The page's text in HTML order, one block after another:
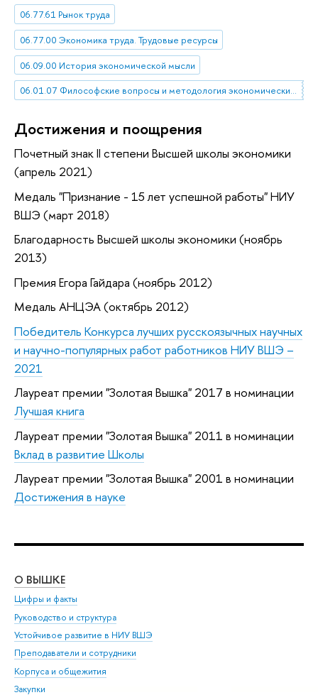
06.77.61 Рынок труда
06.77.00 Экономика труда. Трудовые ресурсы
06.09.00 История экономической мысли
06.01.07 Философские вопросы и методология экономических наук
Достижения и поощрения
Почетный знак II степени Высшей школы экономики
(апрель 2021)
Медаль "Признание - 15 лет успешной работы" НИУ
ВШЭ (март 2018)
Благодарность Высшей школы экономики (ноябрь
2013)
Премия Егора Гайдара (ноябрь 2012)
Медаль АНЦЭА (октябрь 2012)
Победитель Конкурса лучших русскоязычных научных
и научно-популярных работ работников НИУ ВШЭ –
2021
Лауреат премии "Золотая Вышка" 2017 в номинации
Лучшая книга
Лауреат премии "Золотая Вышка" 2011 в номинации
Вклад в развитие Школы
Лауреат премии "Золотая Вышка" 2001 в номинации
Достижения в науке
О ВЫШКЕ
Цифры и факты
Руководство и структура
Устойчивое развитие в НИУ ВШЭ
Преподаватели и сотрудники
Корпуса и общежития
Закупки